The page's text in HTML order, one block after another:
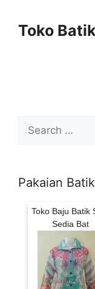
contentToko
for:
Pakaian
Toko Baju Batik
Sedia Bat